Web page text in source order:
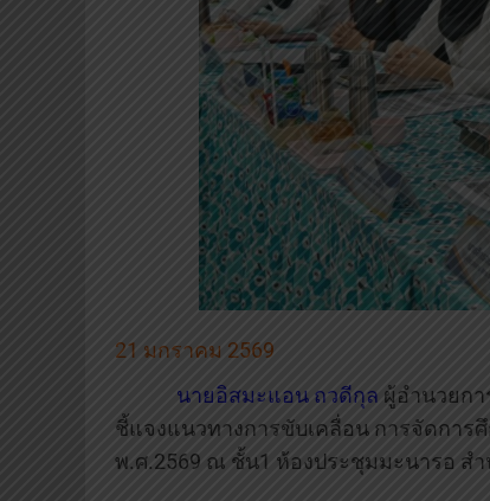
21 มกราคม 2569
นายอิสมะแอน ถวดีกุล ผู้อำนวยก
ชี้แจงแนวทางการขับเคลื่อน การจัดกา
พ.ศ.2569 ณ ชั้น1 ห้องประชุมมะนารอ สำ